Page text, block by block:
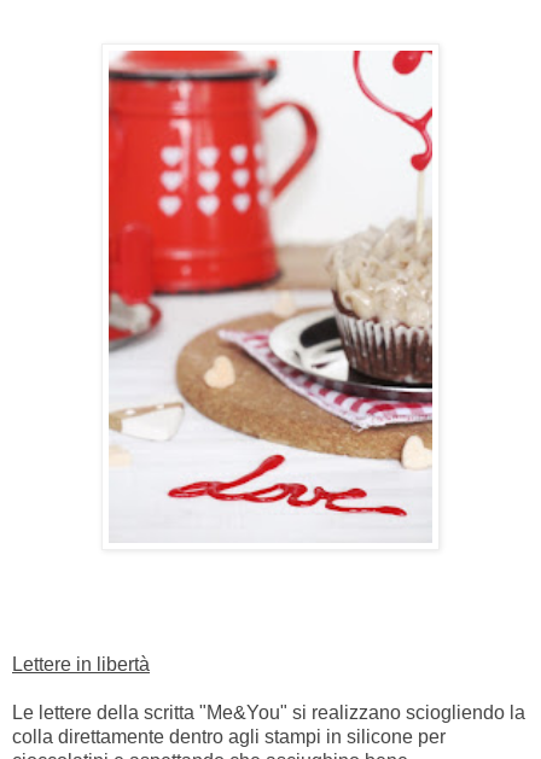
Lettere in libertà
Le lettere della scritta "Me&You" si realizzano sciogliendo la
colla direttamente dentro agli stampi in silicone per